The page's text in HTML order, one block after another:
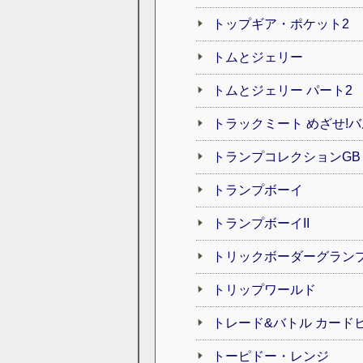
トップギア・ポケット2
トムとジェリー
トムとジェリー パート2
トラックミート めざせ!
トランプコレクションGB
トランプボーイ
トランプボーイII
トリックボーダーグラン
トリップワールド
トレード&バトル カード
トーピドー・レンジ